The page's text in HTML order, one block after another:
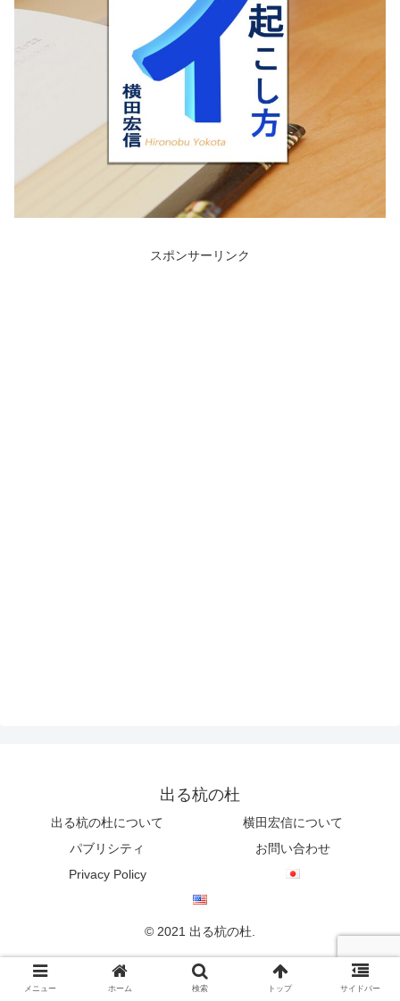
スポンサーリンク
出る杭の杜
出る杭の杜について
横田宏信について
パブリシティ
お問い合わせ
Privacy Policy
© 2021 出る杭の杜.
メニュー ホーム 検索 トップ サイドバー